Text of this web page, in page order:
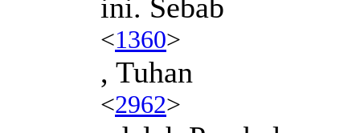
ini. Sebab
<1360>
, Tuhan
<2962>